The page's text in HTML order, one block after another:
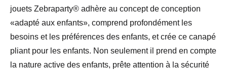
jouets Zebraparty® adhère au concept de conception
«adapté aux enfants», comprend profondément les
besoins et les préférences des enfants, et crée ce canapé
pliant pour les enfants. Non seulement il prend en compte
la nature active des enfants, prête attention à la sécurité